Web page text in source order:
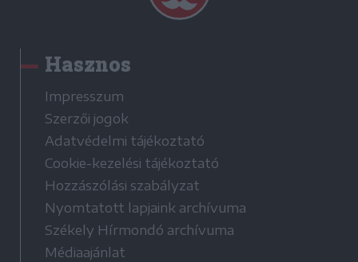
Hasznos
Impresszum
Szerzői jogok
Adatvédelmi tájékoztató
Cookie-kezelési tájékoztató
Hozzászólási szabályzat
Nyomtatott lapjaink archívuma
Székely Hírmondó archívuma
Médiaajánlat